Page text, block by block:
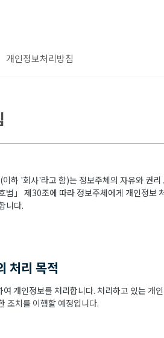
개인정보처리방침
하 '회사'라고 함)는 정보주체의 자유와 권
법」 제30조에 따라 정보주체에게 개인정보
니다.
처리 목적
개인정보를 처리합니다. 처리하고 있는
조치를 이행할 예정입니다.